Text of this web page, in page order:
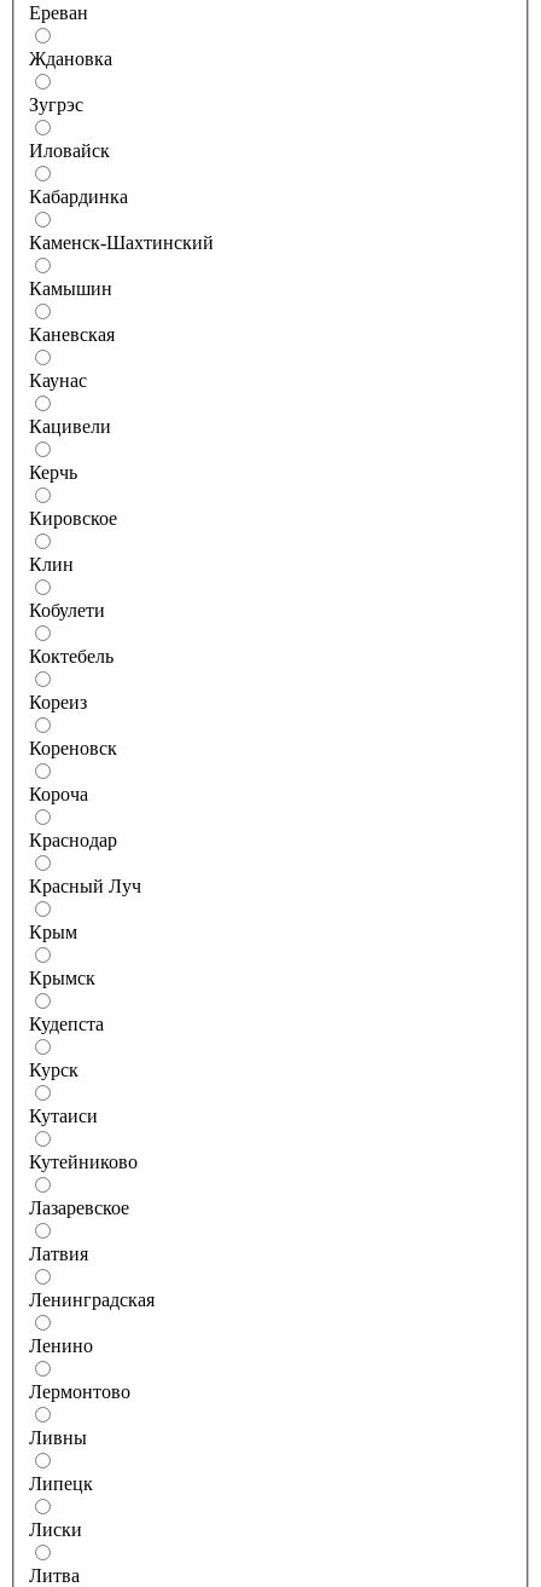
Ереван
Ждановка
Зугрэс
Иловайск
Кабардинка
Каменск-Шахтинский
Камышин
Каневская
Каунас
Кацивели
Керчь
Кировское
Клин
Кобулети
Коктебель
Кореиз
Кореновск
Короча
Краснодар
Красный Луч
Крым
Крымск
Кудепста
Курск
Кутаиси
Кутейниково
Лазаревское
Латвия
Ленинградская
Ленино
Лермонтово
Ливны
Липецк
Лиски
Литва